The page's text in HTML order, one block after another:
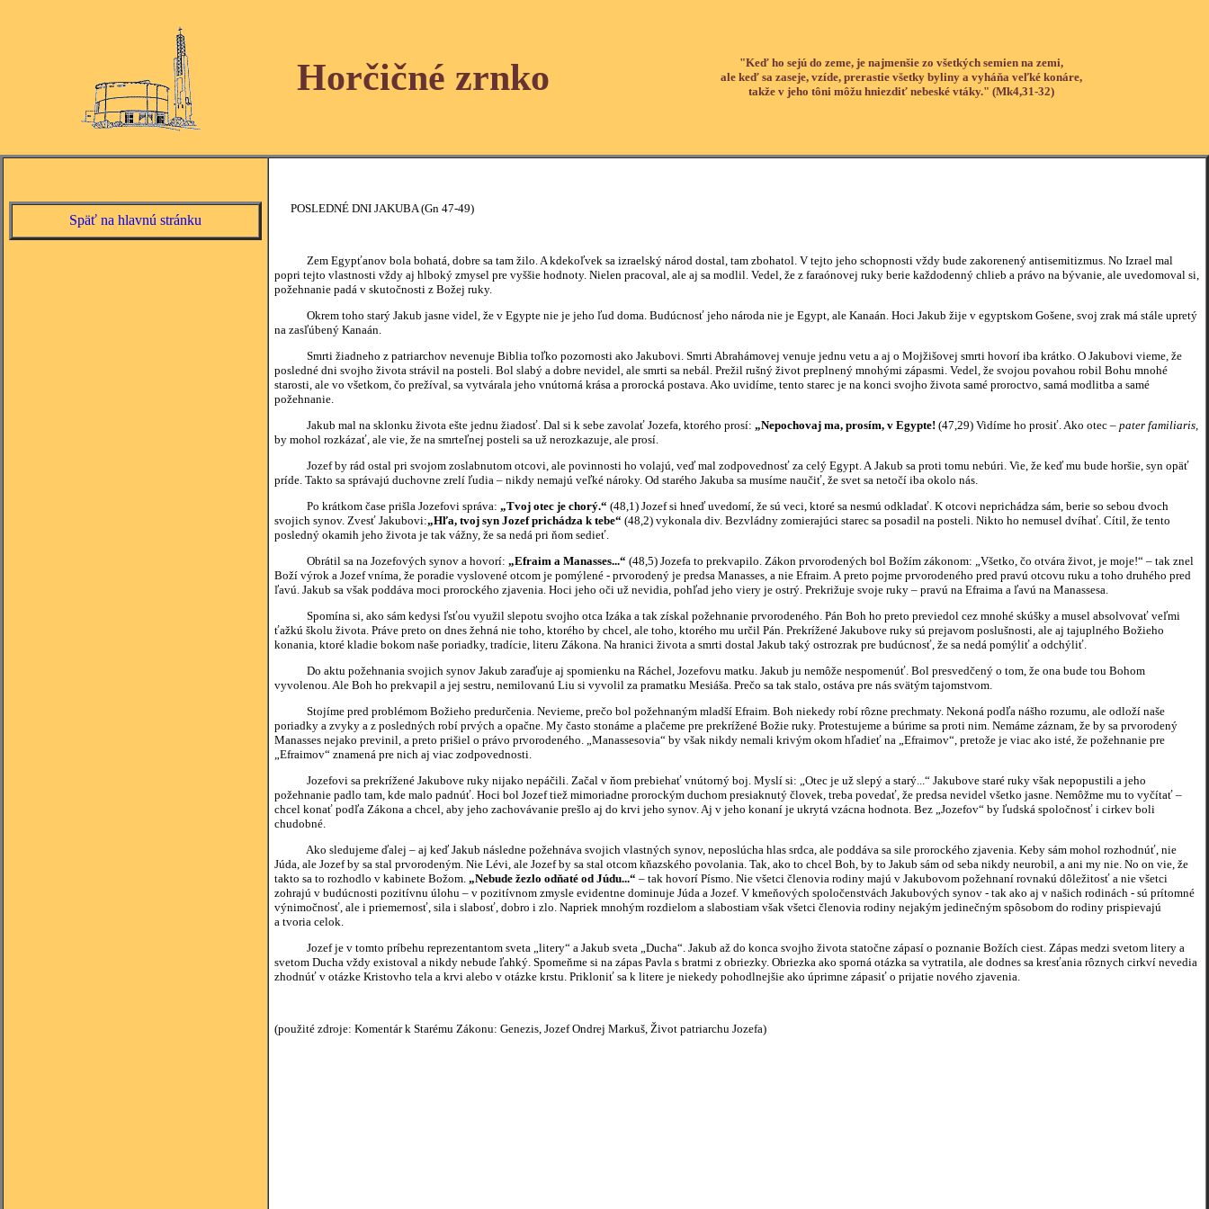
Horčičné zrnko
"Keď ho sejú do zeme, je najmenšie zo všetkých semien na zemi,
ale keď sa zaseje, vzíde, prerastie všetky byliny a vyháňa veľké konáre,
takže v jeho tôni môžu hniezdiť nebeské vtáky." (Mk4,31-32)
Späť na hlavnú stránku
POSLEDNÉ DNI JAKUBA (Gn 47-49)
Zem Egypťanov bola bohatá, dobre sa tam žilo. A kdekoľvek sa izraelský národ dostal, tam zbohatol. V tejto jeho schopnosti vždy bude zakorenený antisemitizmus. No Izrael mal
popri tejto vlastnosti vždy aj hlboký zmysel pre vyššie hodnoty. Nielen pracoval, ale aj sa modlil. Vedel, že z faraónovej ruky berie každodenný chlieb a právo na bývanie, ale uvedomoval si,
požehnanie padá v skutočnosti z Božej ruky.
Okrem toho starý Jakub jasne videl, že v Egypte nie je jeho ľud doma. Budúcnosť jeho národa nie je Egypt, ale Kanaán. Hoci Jakub žije v egyptskom Gošene, svoj zrak má stále upretý
na zasľúbený Kanaán.
Smrti žiadneho z patriarchov nevenuje Biblia toľko pozornosti ako Jakubovi. Smrti Abrahámovej venuje jednu vetu a aj o Mojžišovej smrti hovorí iba krátko. O Jakubovi vieme, že
posledné dni svojho života strávil na posteli. Bol slabý a dobre nevidel, ale smrti sa nebál. Prežil rušný život preplnený mnohými zápasmi. Vedel, že svojou povahou robil Bohu mnohé
starosti, ale vo všetkom, čo prežíval, sa vytvárala jeho vnútorná krása a prorocká postava. Ako uvidíme, tento starec je na konci svojho života samé proroctvo, samá modlitba a samé
požehnanie.
Jakub mal na sklonku života ešte jednu žiadosť. Dal si k sebe zavolať Jozefa, ktorého prosí: „Nepochovaj ma, prosím, v Egypte! (47,29) Vidíme ho prosiť. Ako otec – pater familiaris,
by mohol rozkázať, ale vie, že na smrteľnej posteli sa už nerozkazuje, ale prosí.
Jozef by rád ostal pri svojom zoslabnutom otcovi, ale povinnosti ho volajú, veď mal zodpovednosť za celý Egypt. A Jakub sa proti tomu nebúri. Vie, že keď mu bude horšie, syn opäť
príde. Takto sa správajú duchovne zrelí ľudia – nikdy nemajú veľké nároky. Od starého Jakuba sa musíme naučiť, že svet sa netočí iba okolo nás.
Po krátkom čase prišla Jozefovi správa: „Tvoj otec je chorý.“ (48,1) Jozef si hneď uvedomí, že sú veci, ktoré sa nesmú odkladať. K otcovi neprichádza sám, berie so sebou dvoch
svojich synov. Zvesť Jakubovi:„Hľa, tvoj syn Jozef prichádza k tebe“ (48,2) vykonala div. Bezvládny zomierajúci starec sa posadil na posteli. Nikto ho nemusel dvíhať. Cítil, že tento
posledný okamih jeho života je tak vážny, že sa nedá pri ňom sedieť.
Obrátil sa na Jozefových synov a hovorí: „Efraim a Manasses...“ (48,5) Jozefa to prekvapilo. Zákon prvorodených bol Božím zákonom: „Všetko, čo otvára život, je moje!“ – tak znel
Boží výrok a Jozef vníma, že poradie vyslovené otcom je pomýlené - prvorodený je predsa Manasses, a nie Efraim. A preto pojme prvorodeného pred pravú otcovu ruku a toho druhého pred
ľavú. Jakub sa však poddáva moci prorockého zjavenia. Hoci jeho oči už nevidia, pohľad jeho viery je ostrý. Prekrižuje svoje ruky – pravú na Efraima a ľavú na Manassesa.
Spomína si, ako sám kedysi ľsťou využil slepotu svojho otca Izáka a tak získal požehnanie prvorodeného. Pán Boh ho preto previedol cez mnohé skúšky a musel absolvovať veľmi
ťažkú školu života. Práve preto on dnes žehná nie toho, ktorého by chcel, ale toho, ktorého mu určil Pán. Prekrížené Jakubove ruky sú prejavom poslušnosti, ale aj tajuplného Božieho
konania, ktoré kladie bokom naše poriadky, tradície, literu Zákona. Na hranici života a smrti dostal Jakub taký ostrozrak pre budúcnosť, že sa nedá pomýliť a odchýliť.
Do aktu požehnania svojich synov Jakub zaraďuje aj spomienku na Ráchel, Jozefovu matku. Jakub ju nemôže nespomenúť. Bol presvedčený o tom, že ona bude tou Bohom
vyvolenou. Ale Boh ho prekvapil a jej sestru, nemilovanú Liu si vyvolil za pramatku Mesiáša. Prečo sa tak stalo, ostáva pre nás svätým tajomstvom.
Stojíme pred problémom Božieho predurčenia. Nevieme, prečo bol požehnaným mladší Efraim. Boh niekedy robí rôzne prechmaty. Nekoná podľa nášho rozumu, ale odloží naše
poriadky a zvyky a z posledných robí prvých a opačne. My často stonáme a plačeme pre prekrížené Božie ruky. Protestujeme a búrime sa proti nim. Nemáme záznam, že by sa prvorodený
Manasses nejako previnil, a preto prišiel o právo prvorodeného. „Manassesovia“ by však nikdy nemali krivým okom hľadieť na „Efraimov“, pretože je viac ako isté, že požehnanie pre
„Efraimov“ znamená pre nich aj viac zodpovednosti.
Jozefovi sa prekrížené Jakubove ruky nijako nepáčili. Začal v ňom prebiehať vnútorný boj. Myslí si: „Otec je už slepý a starý...“ Jakubove staré ruky však nepopustili a jeho
požehnanie padlo tam, kde malo padnúť. Hoci bol Jozef tiež mimoriadne prorockým duchom presiaknutý človek, treba povedať, že predsa nevidel všetko jasne. Nemôžme mu to vyčítať –
chcel konať podľa Zákona a chcel, aby jeho zachovávanie prešlo aj do krvi jeho synov. Aj v jeho konaní je ukrytá vzácna hodnota. Bez „Jozefov“ by ľudská spoločnosť i cirkev boli
chudobné.
Ako sledujeme ďalej – aj keď Jakub následne požehnáva svojich vlastných synov, neposlúcha hlas srdca, ale poddáva sa sile prorockého zjavenia. Keby sám mohol rozhodnúť, nie
Júda, ale Jozef by sa stal prvorodeným. Nie Lévi, ale Jozef by sa stal otcom kňazského povolania. Tak, ako to chcel Boh, by to Jakub sám od seba nikdy neurobil, a ani my nie. No on vie, že
takto sa to rozhodlo v kabinete Božom. „Nebude žezlo odňaté od Júdu...“ – tak hovorí Písmo. Nie všetci členovia rodiny majú v Jakubovom požehnaní rovnakú dôležitosť a nie všetci
zohrajú v budúcnosti pozitívnu úlohu – v pozitívnom zmysle evidentne dominuje Júda a Jozef. V kmeňových spoločenstvách Jakubových synov - tak ako aj v našich rodinách - sú prítomné
výnimočnosť, ale i priemernosť, sila i slabosť, dobro i zlo. Napriek mnohým rozdielom a slabostiam však všetci členovia rodiny nejakým jedinečným spôsobom do rodiny prispievajú
a tvoria celok.
Jozef je v tomto príbehu reprezentantom sveta „litery“ a Jakub sveta „Ducha“. Jakub až do konca svojho života statočne zápasí o poznanie Božích ciest. Zápas medzi svetom litery a
svetom Ducha vždy existoval a nikdy nebude ľahký. Spomeňme si na zápas Pavla s bratmi z obriezky. Obriezka ako sporná otázka sa vytratila, ale dodnes sa kresťania rôznych cirkví nevedia
zhodnúť v otázke Kristovho tela a krvi alebo v otázke krstu. Prikloniť sa k litere je niekedy pohodlnejšie ako úprimne zápasiť o prijatie nového zjavenia.
(použité zdroje: Komentár k Starému Zákonu: Genezis, Jozef Ondrej Markuš, Život patriarchu Jozefa)